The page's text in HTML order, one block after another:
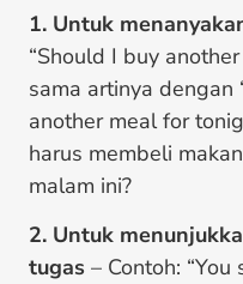
1. Untuk
“Should I buy
sama artinya dengan
another meal for
harus membeli
malam ini?
2. Untuk
tugas – Contoh: